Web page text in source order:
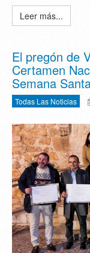
Leer más...
El pregón de
Certamen
Semana
Todas Las Noticias